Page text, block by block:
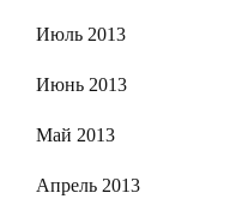
Июль 2013
Июнь 2013
Май 2013
Апрель 2013